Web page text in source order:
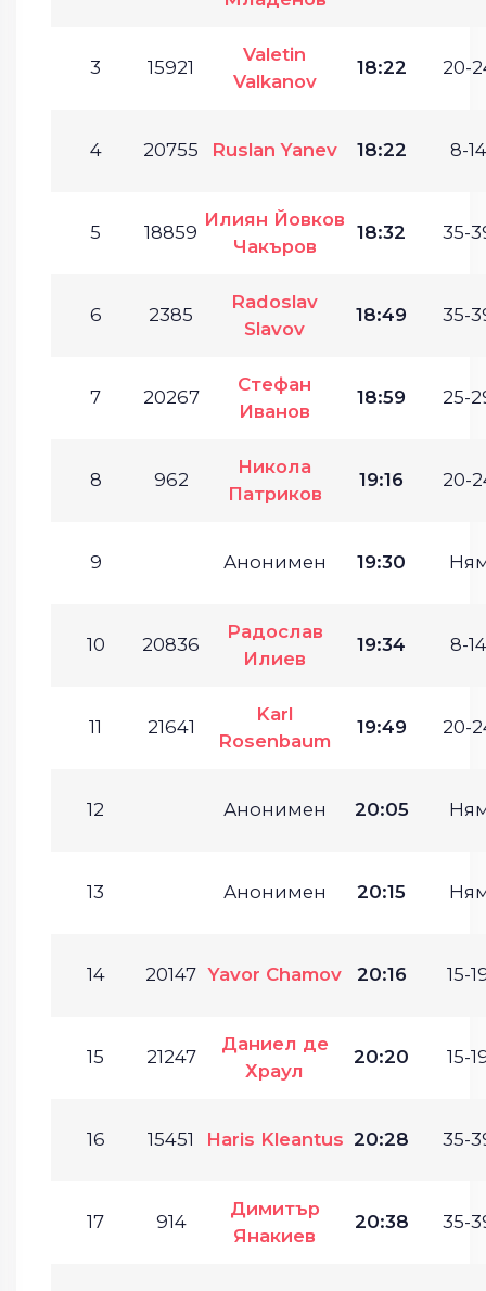
3 15921
Valetin
Valkanov
18:22 20-
4 20755 Ruslan Yanev 18:22 8-
5 18859
Илиян Йовков
Чакъров
18:32 35-
6 2385
Radoslav
Slavov
18:49 35-
7 20267
Стефан
Иванов
18:59 25-
8 962
Никола
Патриков
19:16 20-
9 Анонимен 19:30
10 20836
Радослав
Илиев
19:34 8-
11 21641
Karl
Rosenbaum
19:49 20-
12 Анонимен 20:05
13 Анонимен 20:15
14 20147 Yavor Chamov 20:16 15-
15 21247
Даниел де
Храул
20:20 15-
16 15451 Haris Kleantus 20:28 35-
17 914
Димитър
Янакиев
20:38 35-